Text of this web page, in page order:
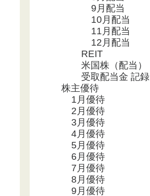
9月配当
10月配当
11月配当
12月配当
REIT
米国株（配当）
受取配当金 記録
株主優待
1月優待
2月優待
3月優待
4月優待
5月優待
6月優待
7月優待
8月優待
9月優待